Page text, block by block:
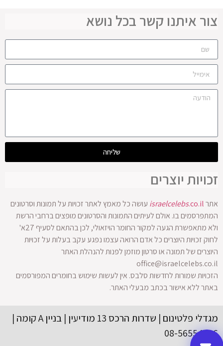
צור איתנו קשר בכל נושא
שליחה
זכויות יוצרים
אתר israelcelebs.co.il
עושה כל מאמץ לאתר זכויות על תמונות וסרטונים
המתפרסמים בו. אולם לעיתים התמונות והסרטונים מופצים ברחבי הרשת
ולא מתאפשרת הגעה למקור החומר הויזאולי, לכן בהתאם לסעיף 27א'
לחוק זכויות היוצרים כל אדם הרואה עצמו נפגע עקב בעלות על זכויות
היוצרים של תמונה או סרטון מוזמן לפנות להנהלת האתר
office@israelcelebs.co.il
הזכויות שמורות לחדשות סלבס. אין לעשות שימוש בחומרים המפורסמים
באתר ללא אישור בכתב מבעלי האתר.
מגדלי פלטינום | שדרות הרכס 13 מודיעין | בניין A קומה |
08-56554416